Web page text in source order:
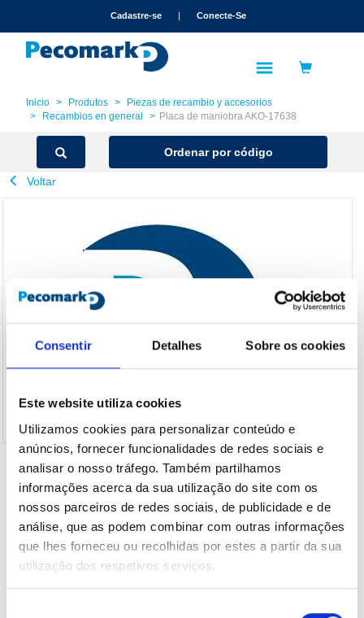
Consentir Detalhes Sobre os cookies
Este website utiliza cookies
Utilizamos cookies para personalizar conteúdo e
anúncios, fornecer funcionalidades de redes sociais e
analisar o nosso tráfego. Também partilhamos
informações acerca da sua utilização do site com os
nossos parceiros de redes sociais, de publicidade e de
análise, que as podem combinar com outras informações
que lhes forneceu ou recolhidas por estes a partir da sua
utilização dos respetivos serviços.
Cadastre-se | Conecte-Se
Inicio Produtos
Piezas de recambio y accesorios
Recambios en general
Placa de maniobra AKO-17638
Ordenar por código
Voltar
* Imagem de orientação. Pode não coincidir com o produto selecionado.
Placa de maniobra AKO-17638
423,00 € / Peça Entre para ver o preço
Marca : Ako
Cod. Material : 440196
Modelo : AKO-17638